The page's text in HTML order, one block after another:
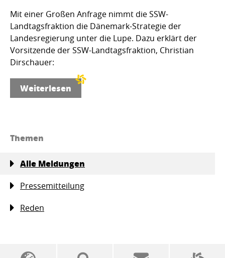
Mit einer Großen Anfrage nimmt die SSW-
Landtagsfraktion die Dänemark-Strategie der
Landesregierung unter die Lupe. Dazu erklärt der
Vorsitzende der SSW-Landtagsfraktion, Christian
Dirschauer:
Weiterlesen
Themen
Alle Meldungen
Pressemitteilung
Reden